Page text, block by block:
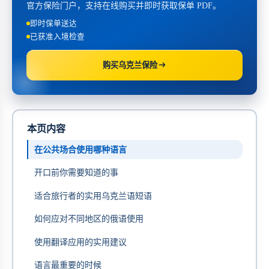
官方保险门户，支持在线购买并即时获取保单 PDF。
即时保单送达
已获准入境检查
购买乌克兰保险
本页内容
在公共场合使用哪种语言
开口前你需要知道的事
适合旅行者的实用乌克兰语短语
如何应对不同地区的俄语使用
使用翻译应用的实用建议
语言最重要的时候